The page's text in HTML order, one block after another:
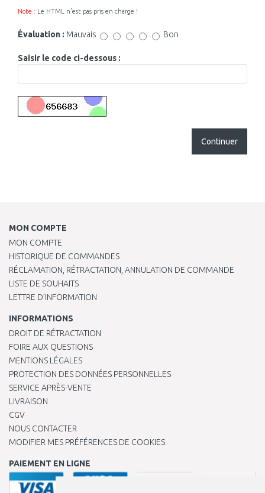
Note : Le HTML n’est pas pris en charge !
Évaluation : Mauvais Bon
Saisir le code ci-dessous :
Continuer
MON COMPTE
MON COMPTE
HISTORIQUE DE COMMANDES
RÉCLAMATION, RÉTRACTATION, ANNULATION DE COMMANDE
LISTE DE SOUHAITS
LETTRE D’INFORMATION
INFORMATIONS
DROIT DE RÉTRACTATION
FOIRE AUX QUESTIONS
MENTIONS LÉGALES
PROTECTION DES DONNÉES PERSONNELLES
SERVICE APRÈS-VENTE
LIVRAISON
CGV
NOUS CONTACTER
MODIFIER MES PRÉFÉRENCES DE COOKIES
PAIEMENT EN LIGNE